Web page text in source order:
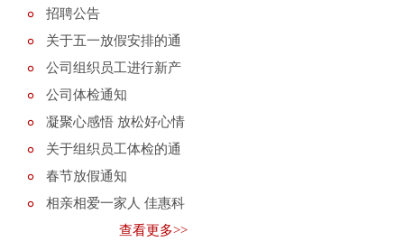
招聘公告
关于五一放假安排的通
知
公司组织员工进行新产
品知识培训
公司体检通知
凝聚心感悟 放松好心情
关于组织员工体检的通
知
春节放假通知
相亲相爱一家人 佳惠科
查看更多>>